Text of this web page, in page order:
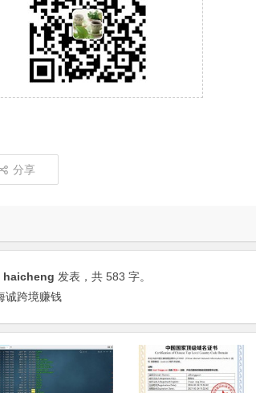
分享
haicheng 发表，共 583 字。
诚跨境赚钱